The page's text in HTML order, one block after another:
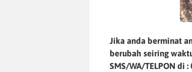
Jika anda berminat
berubah seiring
SMS/WA/TELPON di :